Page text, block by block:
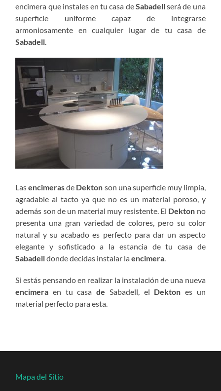
encimera que instales en tu casa deSabadellserá de una
superficie uniforme capaz de integrarse
armoniosamente en cualquier lugar de tu casa de
Sabadell.
Lasencimerasde Dekton son una superficie muy limpia,
agradable al tacto ya que no es un material poroso, y
además son de un material muy resistente. El Dekton no
presenta una gran variedad de colores, pero su color
natural y su acabado es perfecto para dar un aspecto
elegante y sofisticado a la estancia de tu casa de
Sabadelldonde decidas instalar laencimera.
Si estás pensando en realizar la instalación de una nueva
encimera en tu casade Sabadell, el Dekton es un
material perfecto para esta.
Mapa del Sitio